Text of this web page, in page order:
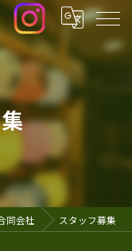
同会社 スタッフ募集